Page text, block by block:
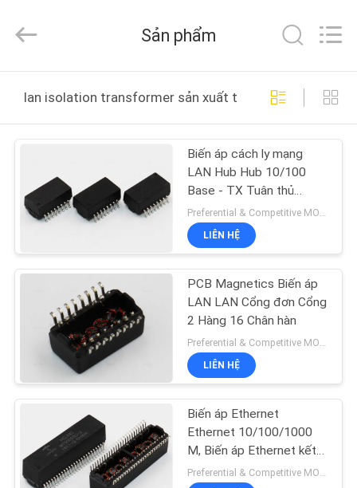
SẢN
PHẨM
VỀ
CHÚNG
THAM
QUAN
MÁY
Ltd..
Reserved.
Sản phẩm
lan isolation transformer sản xuất trực tuyến
Biến áp cách ly mạng
LAN Hub Hub 10/100
Base - TX Tuân thủ
chuẩn
Preferential & Competitive MOQ:1000
LIÊN HỆ
PCB Magnetics Biến áp
LAN LAN Cổng đơn Cổng
2 Hàng 16 Chân hàn
LIÊN HỆ
Biến áp Ethernet
Ethernet 10/100/1000
M, Biến áp Ethernet kết
nối